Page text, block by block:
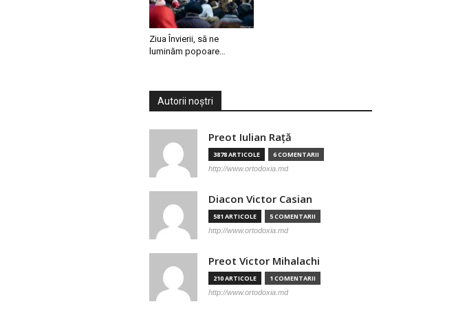
Ziua Învierii, să ne
luminăm popoare…
Autorii noștri
Preot Iulian Raţă
3878 ARTICOLE 6 COMENTARII
http://www.ortodoxia.md
Diacon Victor Casian
581 ARTICOLE 5 COMENTARII
http://www.ortodoxia.md
Preot Victor Mihalachi
210 ARTICOLE 1 COMENTARII
http://www.ortodoxia.md